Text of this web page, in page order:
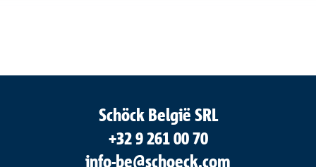
Schöck België SRL
+32 9 261 00 70
info-be@schoeck.com